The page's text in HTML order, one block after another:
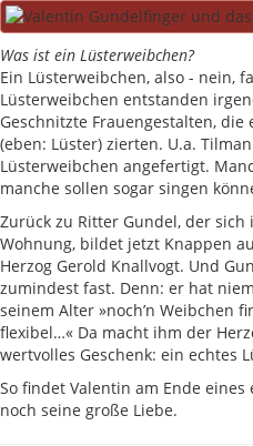
Was ist ein Lüsterweibchen?
Ein Lüsterweibchen, also - nein,
Lüsterweibchen entstanden
Geschnitzte Frauengestalten,
(eben: Lüster) zierten. U.a.
Lüsterweibchen angefertigt.
manche sollen sogar singen
Zurück zu Ritter Gundel, der
Wohnung, bildet jetzt Knappen
Herzog Gerold Knallvogt. Und
zumindest fast. Denn: er hat
seinem Alter »noch’n Weibchen
flexibel…« Da macht ihm der
wertvolles Geschenk: ein echtes
So findet Valentin am Ende
noch seine große Liebe.